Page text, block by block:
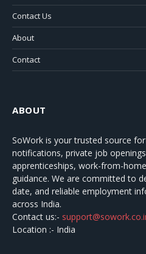
Contact Us
About
Contact
ABOUT
SoWork is your trusted source
notifications, private job
apprenticeships, work-from-
guidance. We are committed to
date, and reliable employment
across India.
Contact us:-
Location :- India